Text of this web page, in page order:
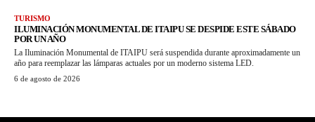
TURISMO
ILUMINACIÓN MONUMENTAL DE ITAIPU SE DESPIDE ESTE SÁBADO
POR UN AÑO
La Iluminación Monumental de ITAIPU será suspendida durante aproximadamente un
año para reemplazar las lámparas actuales por un moderno sistema LED.
6 de agosto de 2026